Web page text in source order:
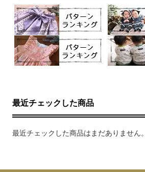
最近チェックした商品
最近チェックした商品はまだありません。